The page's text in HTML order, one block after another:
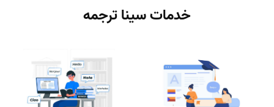
خدمات سینا ترجمه